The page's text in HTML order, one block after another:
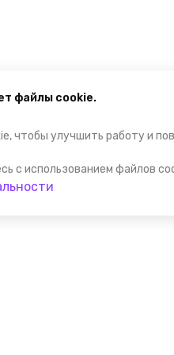
файлы cookie.
чтобы улучшить работу и
с использованием файлов